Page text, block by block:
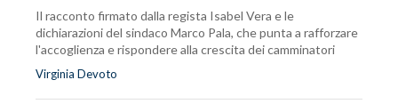
Il racconto firmato dalla regista Isabel Vera e le
dichiarazioni del sindaco Marco Pala, che punta a rafforzare
l'accoglienza e rispondere alla crescita dei camminatori
Virginia Devoto